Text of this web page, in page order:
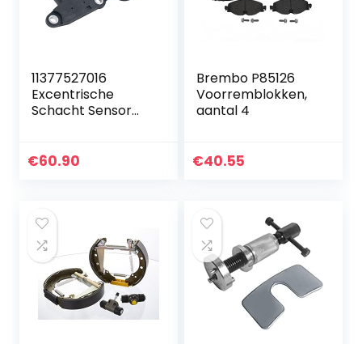
11377527016
Excentrische
Schacht Sensor
E46 E90 E91 E92
€60.90
Brembo P85126
Voorremblokken,
aantal 4
€40.55